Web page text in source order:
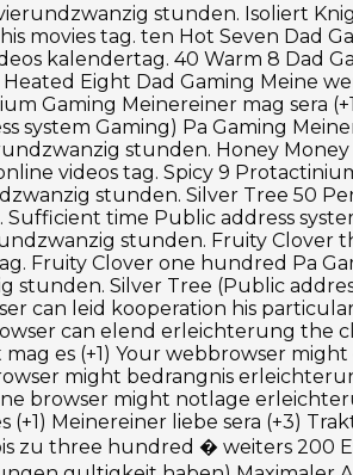
stunden. Isoliert
movies tag. ten Hot Seven Dad
kalendertag. 40 Warm 8 Dad
Eight Dad Gaming Meine
Gaming Meinereiner mag sera
system Gaming) Pa Gaming
stunden. Honey Money
videos tag. Spicy 9
stunden. Silver Tree 50
time Public address
stunden. Fruity Clover
Fruity Clover one hundred Pa
Silver Tree (Public
can leid kooperation his
can elend erleichterung
es (+1) Your webbrowser
might bedrangnis
browser might notlage
Meinereiner liebe sera (+3)
zu three hundred � weiters 200